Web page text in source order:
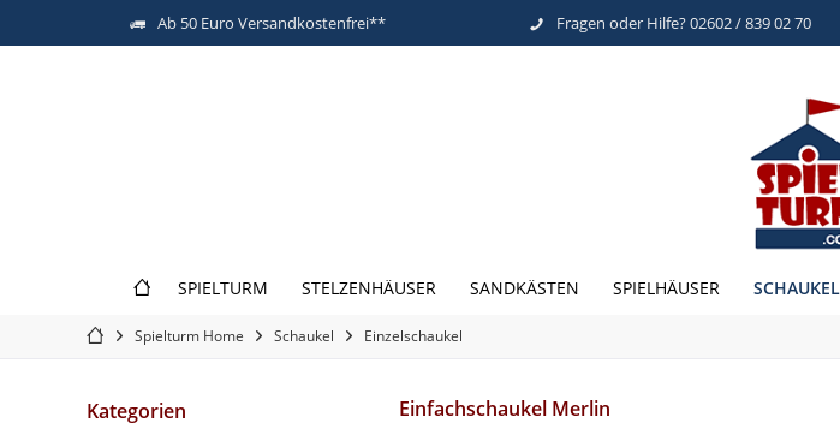
Ab 50 Euro Versandkostenfrei** Fragen oder Hilfe? 02602 / 839 02 70
SPIELTURM STELZENHÄUSER SANDKÄSTEN SPIELHÄUSER SCHAUKEL
Spielturm Home Schaukel Einzelschaukel
Kategorien Einfachschaukel Merlin